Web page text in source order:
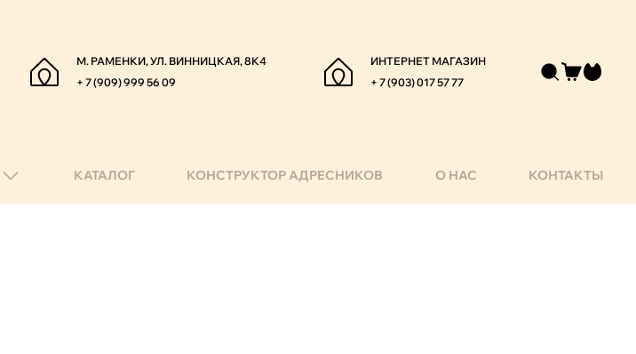
М. РАМЕНКИ, УЛ. ВИННИЦКАЯ, 8К4
+ 7 (909) 999 56 09
ИНТЕРНЕТ МАГАЗИН
+ 7 (903) 017 57 77
КАТАЛОГ КОНСТРУКТОР АДРЕСНИКОВ О НАС КОНТАКТЫ